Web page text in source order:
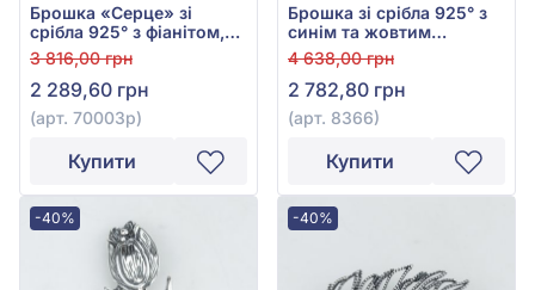
Брошка «Серце» зі
срібла 925° з фіанітом,
арт. 70003р
3 816,00 грн
2 289,60 грн
(арт. 70003р)
Купити
Брошка зі срібла 925° з
синім та жовтим
фіанітом/куб.цирконієм,
арт. 8366
4 638,00 грн
2 782,80 грн
(арт. 8366)
Купити
-40% -40%